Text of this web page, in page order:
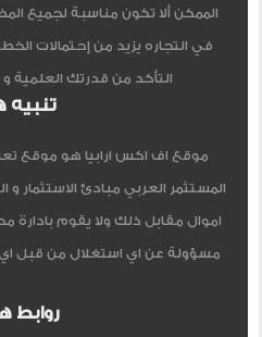
الممكن ألا تكون مناسبة لجميع
في التجاره يزيد من إحتمالات
التأكد من قدرتك العلمية
تنبيه
موقع اف اكس ارابيا هو موقع
المستثمر العربي مبادئ الاستثمار
اموال مقابل ذلك ولا يقوم بادارة
مسؤولة عن اي استغلال من قبل
روابط